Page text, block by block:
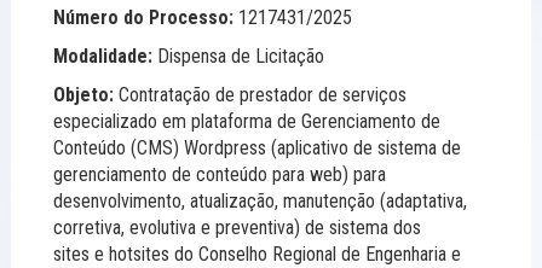
Número do Processo: 1217431/2025
Modalidade: Dispensa de Licitação
Objeto: Contratação de prestador de serviços
especializado em plataforma de Gerenciamento de
Conteúdo (CMS) Wordpress (aplicativo de sistema de
gerenciamento de conteúdo para web) para
desenvolvimento, atualização, manutenção (adaptativa,
corretiva, evolutiva e preventiva) de sistema dos
sites e hotsites do Conselho Regional de Engenharia e